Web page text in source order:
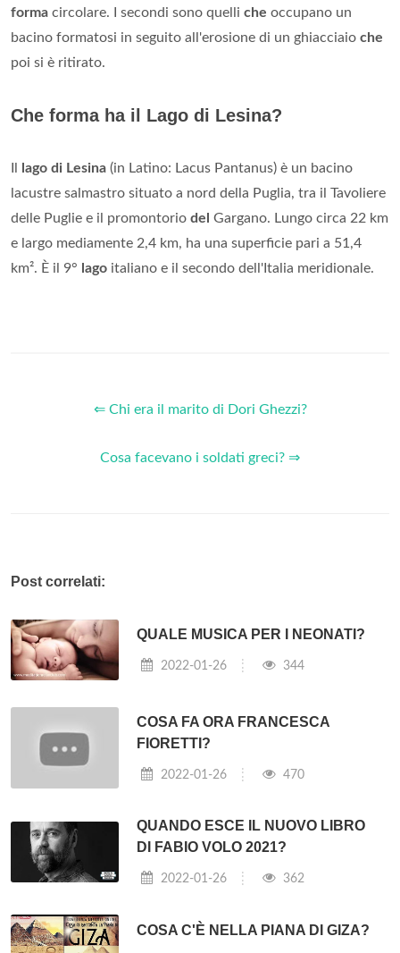
forma circolare. I secondi sono quelli che occupano un
bacino formatosi in seguito all'erosione di un ghiacciaio che
poi si è ritirato.
Che forma ha il Lago di Lesina?
lago di Lesina (in Latino: Lacus Pantanus) è un bacino
lacustre salmastro situato a nord della Puglia, tra il Tavoliere
delle Puglie e il promontorio del Gargano. Lungo circa 22 km
e largo mediamente 2,4 km, ha una superficie pari a 51,4
km². È il 9° lago italiano e il secondo dell'Italia meridionale.
⇐ Chi era il marito di Dori Ghezzi?
Cosa facevano i soldati greci? ⇒
Post correlati:
QUALE MUSICA PER I NEONATI?
2022-01-26 344
COSA FA ORA FRANCESCA
FIORETTI?
2022-01-26 470
QUANDO ESCE IL NUOVO LIBRO
DI FABIO VOLO 2021?
2022-01-26 362
COSA C'È NELLA PIANA DI GIZA?